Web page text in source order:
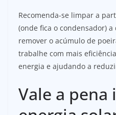
Recomenda-se limpar a
(onde fica o condensador) a
remover o acúmulo de
trabalhe com mais
energia e ajudando a
Vale a pena